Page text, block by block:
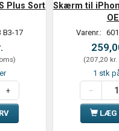
Plus Sort
B3-17
)
Skærm til
Varenr.:
(207,20 kr.
1 stk
LÆG